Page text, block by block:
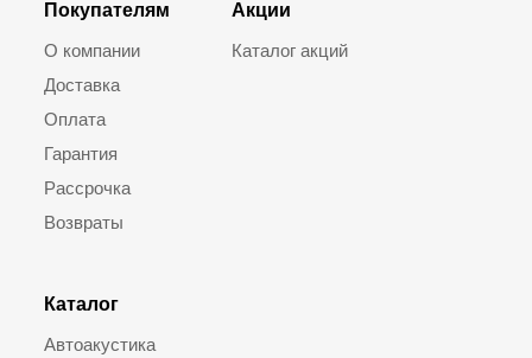
Покупателям
О компании
Доставка
Оплата
Гарантия
Рассрочка
Возвраты
Каталог
Автоакустика
Акции
Каталог акций